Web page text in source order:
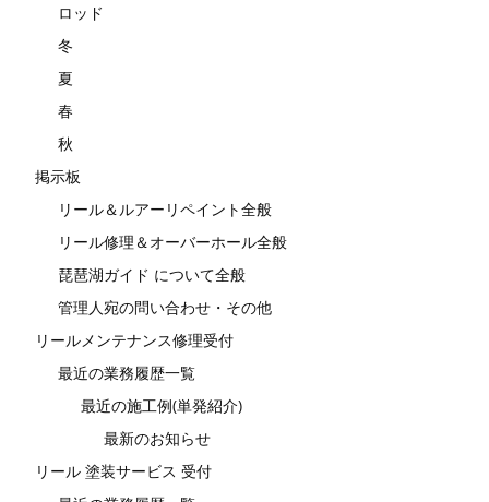
ロッド
冬
夏
春
秋
掲示板
リール＆ルアーリペイント全般
リール修理＆オーバーホール全般
琵琶湖ガイド について全般
管理人宛の問い合わせ・その他
リールメンテナンス修理受付
最近の業務履歴一覧
最近の施工例(単発紹介)
最新のお知らせ
リール 塗装サービス 受付